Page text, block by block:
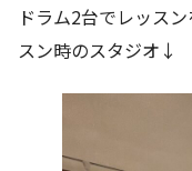
ドラム2台でレッス
スン時のスタジオ↓